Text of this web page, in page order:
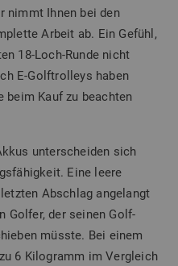
nimmt Ihnen bei den
Arbeit ab. Ein Gefühl,
18-Loch-Runde nicht
E-Golftrolleys haben
beim Kauf zu beachten
unterscheiden sich
Eine leere
Abschlag angelangt
Golfer, der seinen Golf-
müsste. Bei einem
6 Kilogramm im Vergleich